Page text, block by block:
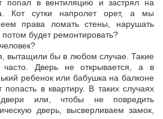
попал в вентиляцию и застрял на
Кот сутки напролет орет, а мы
права ломать стены, нарушать
потом будет ремонтировать?
вытащили бы в любом случае. Такие
Дверь не открывается, а в
ребенок или бабушка на балконе
в квартиру. В таких случаях
или, чтобы не повредить
дверь, высверливаем замок,